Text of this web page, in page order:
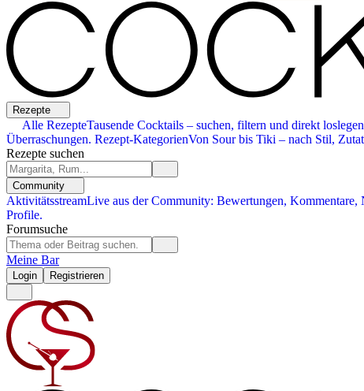
Rezepte
Alle RezepteTausende Cocktails – suchen, filtern und direkt
Überraschungen. Rezept-KategorienVon Sour bis Tiki – nach Stil,
Rezepte suchen
Community
AktivitätsstreamLive aus der Community: Bewertungen, Kommentare,
Profile.
Forumsuche
Meine Bar
Login Registrieren